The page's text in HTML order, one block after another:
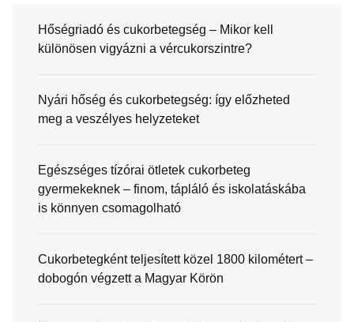
Hőségriadó és cukorbetegség – Mikor kell
különösen vigyázni a vércukorszintre?
Nyári hőség és cukorbetegség: így előzheted
meg a veszélyes helyzeteket
Egészséges tízórai ötletek cukorbeteg
gyermekeknek – finom, tápláló és iskolatáskába
is könnyen csomagolható
Cukorbetegként teljesített közel 1800 kilométert –
dobogón végzett a Magyar Körön